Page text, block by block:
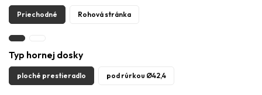
Priechodné Rohová stránka
Typ hornej dosky
ploché prestieradlo pod rúrkou Ø42,4